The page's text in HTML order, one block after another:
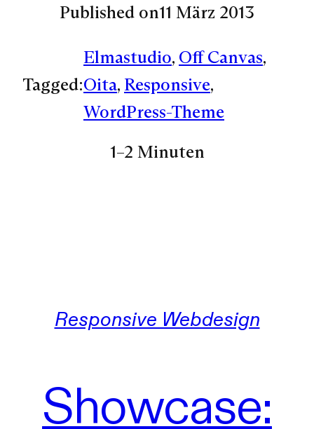
Published on11 März 2013
Tagged:
Elmastudio, Off Canvas
Oita, Responsive
WordPress-Theme
1–2 Minuten
Responsive Webdesign
Showcase: